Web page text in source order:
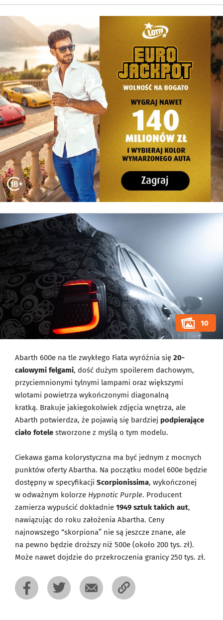
10
Abarth 600e na tle zwykłego Fiata wyróżnia się 20-
calowymi felgami, dość dużym spoilerem dachowym,
przyciemnionymi tylnymi lampami oraz większymi
wlotami powietrza wykończonymi diagonalną
kratką. Brakuje jakiegokolwiek zdjęcia wnętrza, ale
Abarth potwierdza, że pojawią się bardziej podpierające
ciało fotele stworzone z myślą o tym modelu.
Ciekawa gama kolorystyczna ma być jednym z mocnych
punktów oferty Abartha. Na początku model 600e będzie
dostępny w specyfikacji Scorpionissima, wykończonej
w odważnym kolorze Hypnotic Purple. Producent
zamierza wypuścić dokładnie 1949 sztuk takich aut,
nawiązując do roku założenia Abartha. Ceny
najnowszego “skorpiona” nie są jeszcze znane, ale
na pewno będzie droższy niż 500e (około 200 tys. zł).
Może nawet dojdzie do przekroczenia granicy 250 tys. zł.